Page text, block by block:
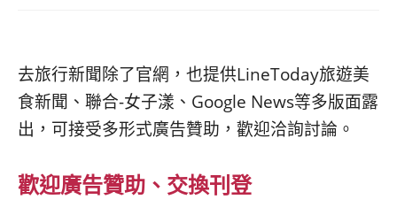
去旅行新聞除了官網，也提供LineToday旅遊美
食新聞、聯合-女子漾、Google News等多版面露
出，可接受多形式廣告贊助，歡迎洽詢討論。
歡迎廣告贊助、交換刊登